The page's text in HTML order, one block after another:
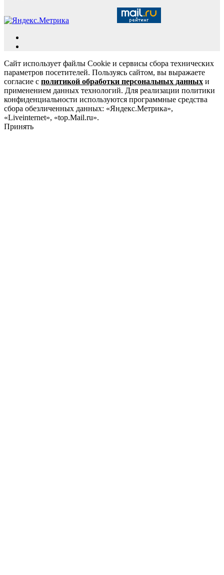
Сайт использует файлы Cookie и сервисы сбора технических
параметров посетителей. Пользуясь сайтом, вы выражаете
согласие с политикой обработки персональных данных и
применением данных технологий. Для реализации политики
конфиденциальности используются программные средства
сбора обезличенных данных: «Яндекс.Метрика»,
«Liveinternet», «top.Mail.ru».
Принять